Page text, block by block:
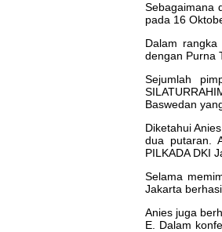
Sebagaimana
pada 16
Dalam
dengan Purna
Sejumlah
Baswedan
Diketahui
dua putaran.
PILKADA DKI
Selama
Jakarta
Anies juga
E. Dalam